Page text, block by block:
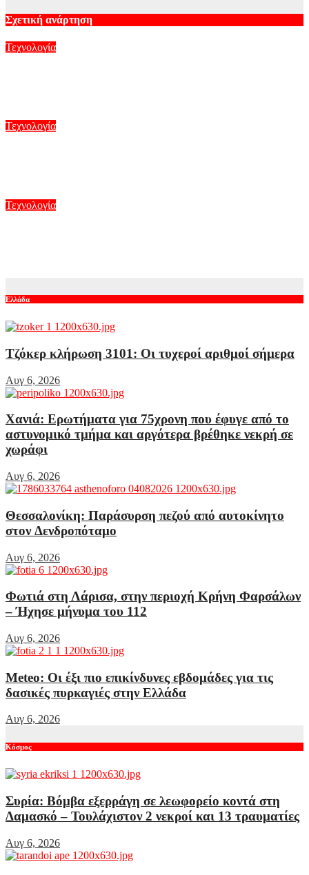
Σχετική ανάρτηση
Τεχνολογία
Τεχνολογία
Τεχνολογία
Ελλάδα
Τζόκερ κλήρωση 3101: Οι τυχεροί αριθμοί σήμερα
Αυγ 6, 2026
Χανιά: Ερωτήματα για 75χρονη που έφυγε από το
αστυνομικό τμήμα και αργότερα βρέθηκε νεκρή σε
χωράφι
Αυγ 6, 2026
Θεσσαλονίκη: Παράσυρση πεζού από αυτοκίνητο
στον Δενδροπόταμο
Αυγ 6, 2026
Φωτιά στη Λάρισα, στην περιοχή Κρήνη Φαρσάλων
– Ήχησε μήνυμα του 112
Αυγ 6, 2026
Meteo: Οι έξι πιο επικίνδυνες εβδομάδες για τις
δασικές πυρκαγιές στην Ελλάδα
Αυγ 6, 2026
Κόσμος
Συρία: Βόμβα εξερράγη σε λεωφορείο κοντά στη
Δαμασκό – Τουλάχιστον 2 νεκροί και 13 τραυματίες
Αυγ 6, 2026